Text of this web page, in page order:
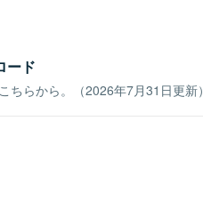
ード
ちらから。（2026年7月31日更新）